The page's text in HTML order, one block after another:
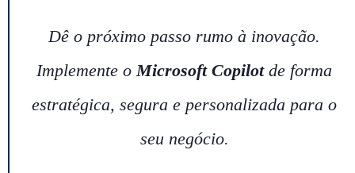
Dê o próximo passo rumo à inovação.
Implemente o Microsoft Copilotde forma
estratégica, segura e personalizada para o
seu negócio.